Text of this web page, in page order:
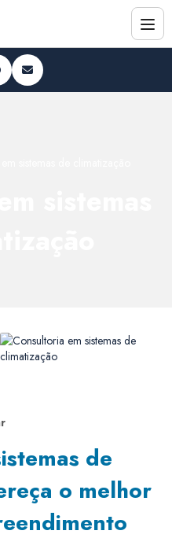
de
o melhor